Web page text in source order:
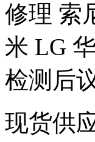
修理 索
米 LG
检测后
现货供